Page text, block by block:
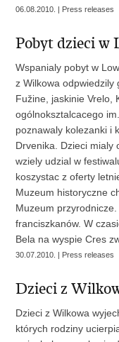
06.08.2010. | Press releases
Pobyt dzieci w
Wspanialy pobyt w
z Wilkowa odpwiedzily
Fužine, jaskinie Vrelo,
ogólnoksztalcacego
poznawaly kolezanki i
Drvenika. Dzieci mialy
wziely udzial w
koszystac z oferty
Muzeum historyczne
Muzeum
franciszkanów. W
Bela na wyspie Cres
30.07.2010. | Press releases
Dzieci z
Dzieci z Wilkowa
których rodziny